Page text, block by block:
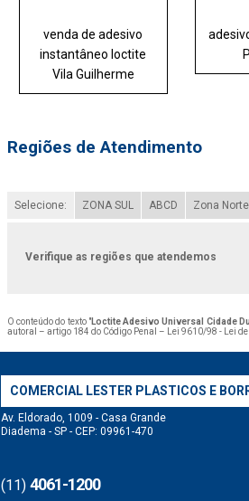
venda de adesivo
instantâneo loctite
Vila Guilherme
Regiões de Atendimento
Selecione: ZONA SUL ABCD Zona Norte
Verifique as regiões que atendemos
O conteúdo do texto "Loctite Adesivo Universal Cidade
autoral – artigo 184 do Código Penal –
Lei 9610/98 - Lei
COMERCIAL LESTER PLASTICOS E
Av. Eldorado, 1009 - Casa Grande
Diadema - SP - CEP: 09961-470
(11) 4061-1200